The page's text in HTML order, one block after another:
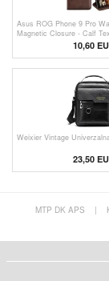
Asus ROG Phone 9 Pro
Magnetic Closure - Calf
10,60
Weixier Vintage
23,50
MTP DK APS |